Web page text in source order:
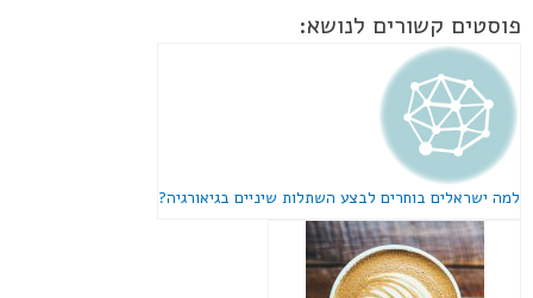
פוסטים קשורים לנושא:
למה ישראלים בוחרים לבצע השתלות שיניים בגיאורגיה?